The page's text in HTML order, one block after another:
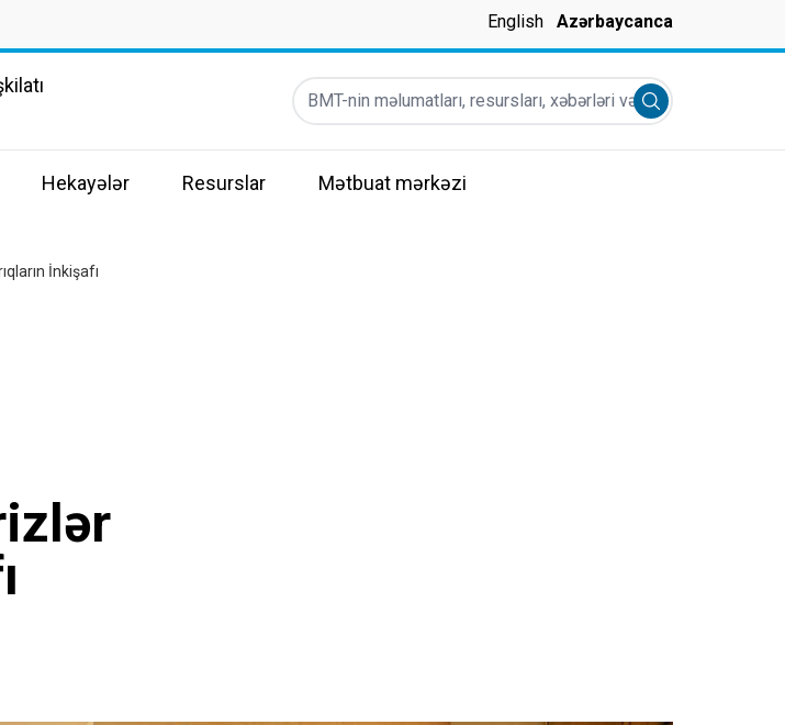
English Azərbaycanca
BMT-nin məlumatları, resursları, xəbərləri və s
Submit search
Hekayələr Resurslar Mətbuat mərkəzi
İnkişafı